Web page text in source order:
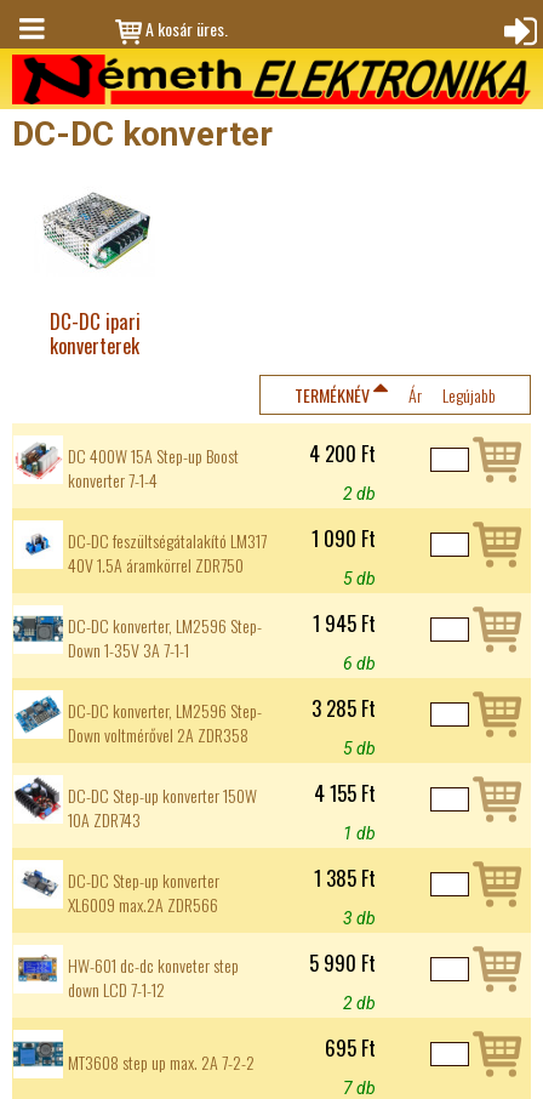
A kosár üres.
Bejele
ntkez
DC-DC konverter
DC-DC ipari
konverterek
TERMÉKNÉV Ár Legújabb
DC 400W 15A Step-up Boost
konverter 7-1-4
4 200 Ft
2 db
DC-DC feszültségátalakító LM317
40V 1.5A áramkörrel ZDR750
1 090 Ft
5 db
DC-DC konverter, LM2596 Step-
Down 1-35V 3A 7-1-1
1 945 Ft
6 db
DC-DC konverter, LM2596 Step-
Down voltmérővel 2A ZDR358
3 285 Ft
5 db
DC-DC Step-up konverter 150W
10A ZDR743
4 155 Ft
1 db
DC-DC Step-up konverter
XL6009 max.2A ZDR566
1 385 Ft
3 db
HW-601 dc-dc konveter step
down LCD 7-1-12
5 990 Ft
2 db
MT3608 step up max. 2A 7-2-2 695 Ft
7 db
M
en
ü